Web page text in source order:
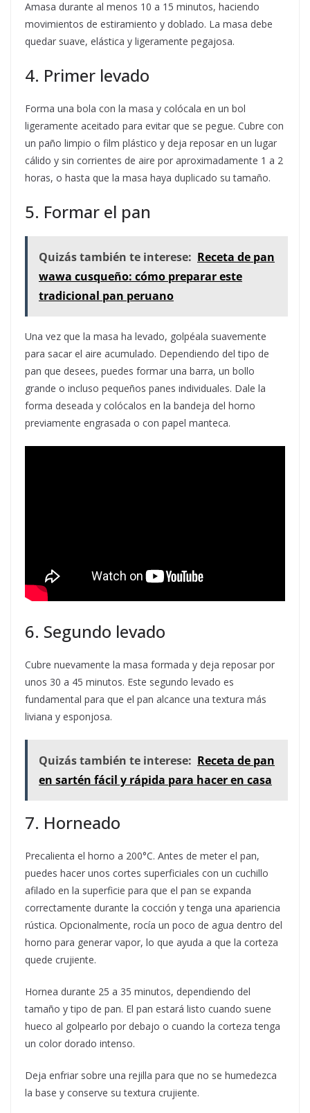
Amasa durante al menos 10 a 15 minutos, haciendo
movimientos de estiramiento y doblado. La masa debe
quedar suave, elástica y ligeramente pegajosa.
4. Primer levado
Forma una bola con la masa y colócala en un bol
ligeramente aceitado para evitar que se pegue. Cubre con
un paño limpio o film plástico y deja reposar en un lugar
cálido y sin corrientes de aire por aproximadamente 1 a 2
horas, o hasta que la masa haya duplicado su tamaño.
5. Formar el pan
Quizás también te interese: Receta de pan
wawa cusqueño: cómo preparar este
tradicional pan peruano
Una vez que la masa ha levado, golpéala suavemente
para sacar el aire acumulado. Dependiendo del tipo de
pan que desees, puedes formar una barra, un bollo
grande o incluso pequeños panes individuales. Dale la
forma deseada y colócalos en la bandeja del horno
previamente engrasada o con papel manteca.
6. Segundo levado
Cubre nuevamente la masa formada y deja reposar por
unos 30 a 45 minutos. Este segundo levado es
fundamental para que el pan alcance una textura más
liviana y esponjosa.
Quizás también te interese: Receta de pan
en sartén fácil y rápida para hacer en casa
7. Horneado
Precalienta el horno a 200°C. Antes de meter el pan,
puedes hacer unos cortes superficiales con un cuchillo
afilado en la superficie para que el pan se expanda
correctamente durante la cocción y tenga una apariencia
rústica. Opcionalmente, rocía un poco de agua dentro del
horno para generar vapor, lo que ayuda a que la corteza
quede crujiente.
Hornea durante 25 a 35 minutos, dependiendo del
tamaño y tipo de pan. El pan estará listo cuando suene
hueco al golpearlo por debajo o cuando la corteza tenga
un color dorado intenso.
Deja enfriar sobre una rejilla para que no se humedezca
la base y conserve su textura crujiente.